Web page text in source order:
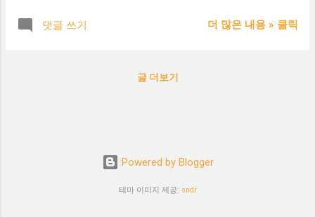
요! 텍스트 후기보다는 착용 전/후 사진이 포
우 주의가 필요합니다. 같은 모델에 대해 다
의 친절도 제품 불량 또는 착오 시 대응 경험
댓글 쓰기 더 많은 내용 » 클릭
글 더보기
Powered by Blogger
테마 이미지 제공: sndr